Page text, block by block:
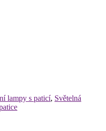
lampy s paticí, Světelná